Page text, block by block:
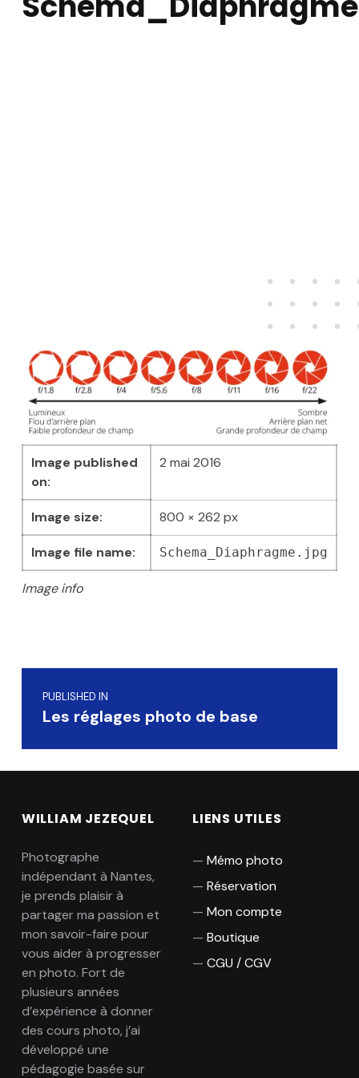
Image info
Image published
on:
2 mai 2016
Image size: 800 × 262 px
Image file name: Schema_Diaphragme.jpg
Navigation de l’article
PUBLISHED IN
Les réglages photo de base
WILLIAM JEZEQUEL
Photographe
indépendant à Nantes,
je prends plaisir à
partager ma passion et
mon savoir-faire pour
vous aider à progresser
en photo. Fort de
plusieurs années
d’expérience à donner
des cours photo, j’ai
développé une
pédagogie basée sur
LIENS UTILES
Mémo photo
Réservation
Mon compte
Boutique
CGU / CGV